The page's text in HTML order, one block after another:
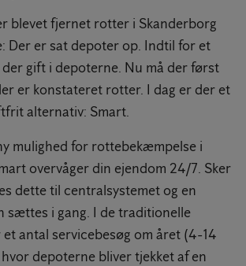
blevet fjernet rotter i Skanderborg
Der er sat depoter op. Indtil for et
gift i depoterne. Nu må der først
er konstateret rotter. I dag er der et
alternativ: Smart.
mulighed for rottebekæmpelse i
overvåger din ejendom 24/7. Sker
dette til centralsystemet og en
sættes i gang. I de traditionelle
antal servicebesøg om året (4-14
depoterne bliver tjekket af en